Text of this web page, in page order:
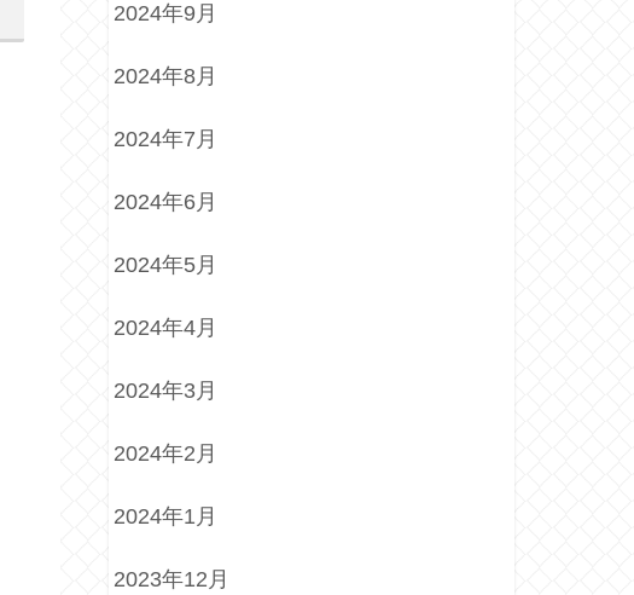
2024年9月
2024年8月
2024年7月
2024年6月
2024年5月
2024年4月
2024年3月
2024年2月
2024年1月
2023年12月